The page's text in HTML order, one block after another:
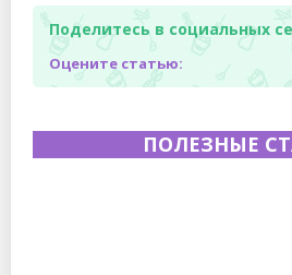
Поделитесь в социальных
Оцените статью:
ПОЛЕЗНЫЕ